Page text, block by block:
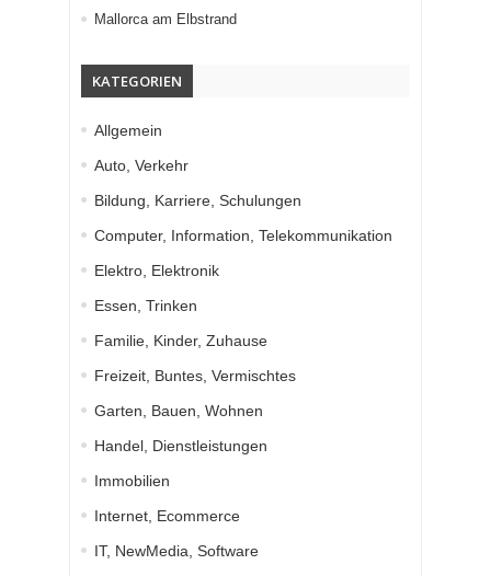
Mallorca am Elbstrand
KATEGORIEN
Allgemein
Auto, Verkehr
Bildung, Karriere, Schulungen
Computer, Information, Telekommunikation
Elektro, Elektronik
Essen, Trinken
Familie, Kinder, Zuhause
Freizeit, Buntes, Vermischtes
Garten, Bauen, Wohnen
Handel, Dienstleistungen
Immobilien
Internet, Ecommerce
IT, NewMedia, Software